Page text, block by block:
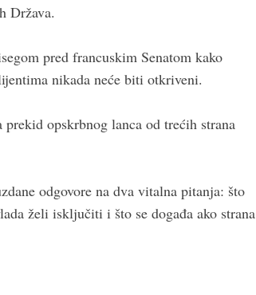
Država.
pred francuskim Senatom kako
nikada neće biti otkriveni.
opskrbnog lanca od trećih strana
odgovore na dva vitalna pitanja: što
želi isključiti i što se događa ako strana